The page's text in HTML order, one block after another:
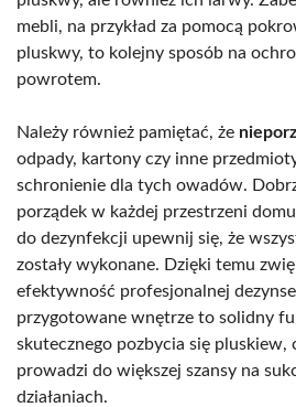
mebli, na przykład za pomocą
pluskwy, to kolejny sposób na
powrotem.
Należy również pamiętać, że
odpady, kartony czy inne
schronienie dla tych owadów.
porządek w każdej przestrzeni
do dezynfekcji upewnij się, że
zostały wykonane. Dzięki temu
efektywność profesjonalnej
przygotowane wnętrze to solidny
skutecznego pozbycia się pluskiew,
prowadzi do większej szansy na
działaniach.